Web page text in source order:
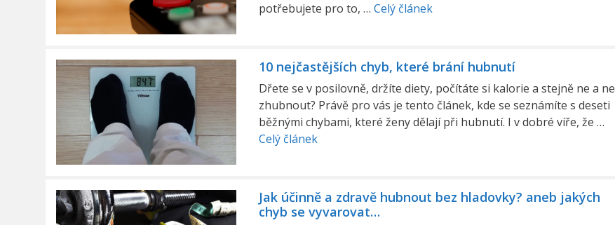
potřebujete pro to, … Celý článek
10 nejčastějších chyb, které brání hubnutí
Dřete se v posilovně, držíte diety, počítáte si kalorie a stejně ne a ne
zhubnout? Právě pro vás je tento článek, kde se seznámíte s deseti
běžnými chybami, které ženy dělají při hubnutí. I v dobré víře, že …
Celý článek
Jak účinně a zdravě hubnout bez hladovky? aneb jakých
chyb se vyvarovat…